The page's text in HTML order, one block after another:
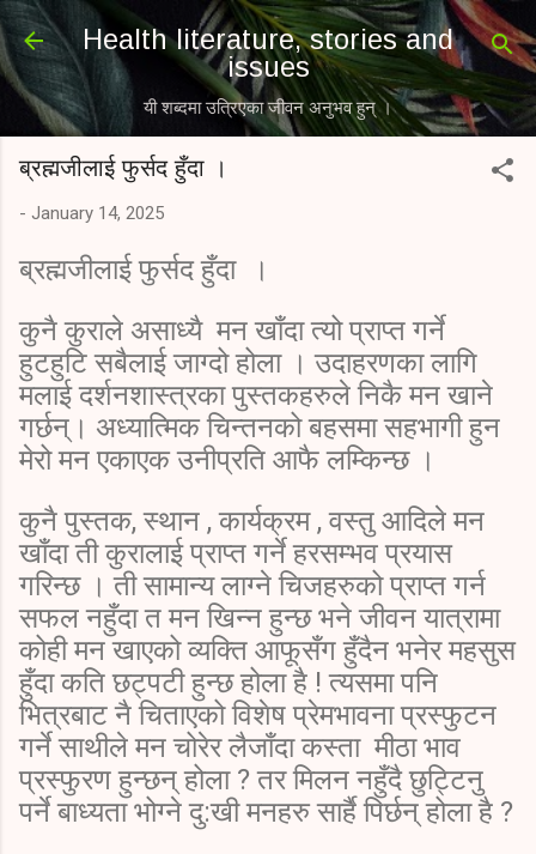
Skip to main content
Health literature, stories and
issues
यी शब्दमा उत्रिएका जीवन अनुभव हुन् ।
ब्रह्मजीलाई फुर्सद हुँदा ।
- January 14, 2025
ब्रह्मजीलाई फुर्सद हुँदा ।
कुनै कुराले असाध्यै मन खाँदा त्यो प्राप्त गर्ने
हुटहुटि सबैलाई जाग्दो होला । उदाहरणका लागि
मलाई दर्शनशास्त्रका पुस्तकहरुले निकै मन खाने
गर्छन्। अध्यात्मिक चिन्तनको बहसमा सहभागी हुन
मेरो मन एकाएक उनीप्रति आफै लम्किन्छ ।
कुनै पुस्तक, स्थान , कार्यक्रम , वस्तु आदिले मन
खाँदा ती कुरालाई प्राप्त गर्ने हरसम्भव प्रयास
गरिन्छ । ती सामान्य लाग्ने चिजहरुको प्राप्त गर्न
सफल नहुँदा त मन खिन्न हुन्छ भने जीवन यात्रामा
कोही मन खाएको व्यक्ति आफूसँग हुँदैन भनेर महसुस
हुँदा कति छट्पटी हुन्छ होला है ! त्यसमा पनि
भित्रबाट नै चिताएको विशेष प्रेमभावना प्रस्फुटन
गर्ने साथीले मन चोरेर लैजाँदा कस्ता मीठा भाव
प्रस्फुरण हुन्छन् होला ? तर मिलन नहुँदै छुट्टिनु
पर्ने बाध्यता भोग्ने दु:खी मनहरु सार्है पिर्छन् होला है ?